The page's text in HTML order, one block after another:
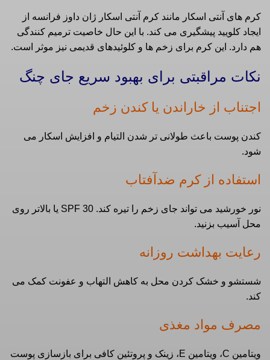
کرم های آنتی اسکار مانند کرم آنتی اسکار ژان داوز فرانسه از
ایجاد کلویید پیشگیری می کند. با این حال خاصیت ترمیم کنندگی
هم دارد. این کرم برای زخم ها و کلوئیدهای قدیمی نیز موثر است.
نکات مراقبتی برای بهبود سریع جای چنگ
اجتناب از خاراندن یا کندن زخم
کندن پوست باعث طولانی‌ تر شدن التیام و افزایش اسکار می‌
شود.
استفاده از کرم ضدآفتاب
نور خورشید می‌ تواند جای زخم را تیره کند. SPF 30 یا بالاتر روی
محل آسیب بزنید.
رعایت بهداشت روزانه
شستشو و خشک کردن محل به کاهش التهاب و عفونت کمک می‌
کند.
مصرف مواد مغذی
ویتامین C، ویتامین E، زینک و پروتئین کافی برای بازسازی پوست